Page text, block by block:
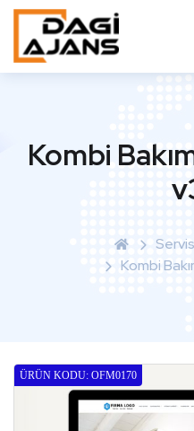
Kombi
Kombi
ÜRÜN KODU: OFM0170